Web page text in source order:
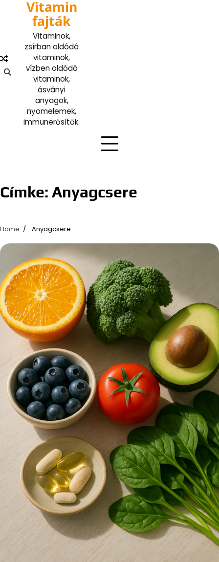
Vitamin
fajták
Vitaminok,
zsírban oldódó
vitaminok,
vízben oldódó
vitaminok,
ásványi
anyagok,
nyomelemek,
immunerősítők.
Címke: Anyagcsere
Home Anyagcsere